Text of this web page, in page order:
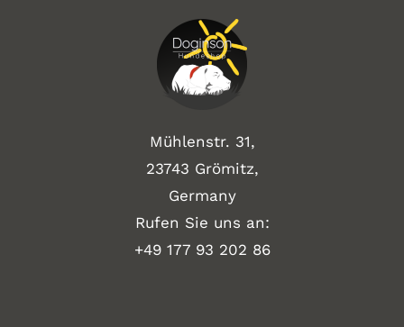
Mühlenstr. 31,
23743 Grömitz,
Germany
Rufen Sie uns an:
+49 177 93 202 86